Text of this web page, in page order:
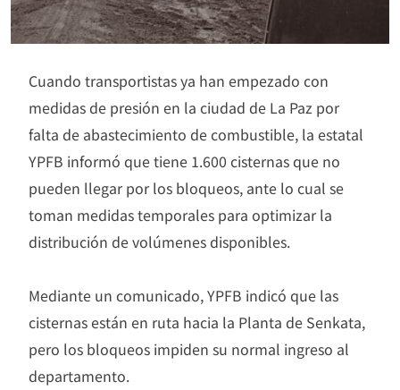
Cuando transportistas ya han empezado con
medidas de presión en la ciudad de La Paz por
falta de abastecimiento de combustible, la estatal
YPFB informó que tiene 1.600 cisternas que no
pueden llegar por los bloqueos, ante lo cual se
toman medidas temporales para optimizar la
distribución de volúmenes disponibles.
Mediante un comunicado, YPFB indicó que las
cisternas están en ruta hacia la Planta de Senkata,
pero los bloqueos impiden su normal ingreso al
departamento.